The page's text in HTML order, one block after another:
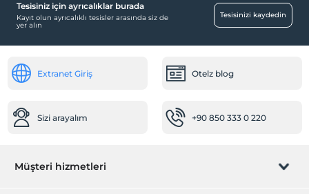
Tesisiniz için ayrıcalıklar burada
Kayıt olun ayrıcalıklı tesisler arasında siz de
yer alın
Tesisinizi kaydedin
Extranet Giriş Otelz blog
Sizi arayalım +90 850 333 0 220
Müşteri hizmetleri